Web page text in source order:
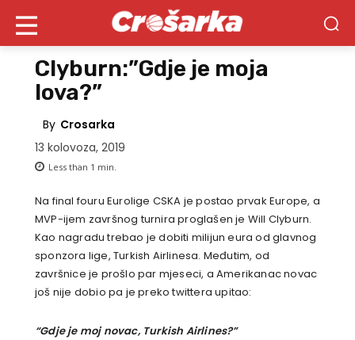
Clyburn:”Gdje je moja
lova?”
By Crosarka
13 kolovoza, 2019
Less than 1 min.
Na final fouru Eurolige CSKA je postao prvak Europe, a
MVP-ijem završnog turnira proglašen je Will Clyburn.
Kao nagradu trebao je dobiti milijun eura od glavnog
sponzora lige, Turkish Airlinesa. Međutim, od
završnice je prošlo par mjeseci, a Amerikanac novac
još nije dobio pa je preko twittera upitao:
“Gdje je moj novac, Turkish Airlines?”